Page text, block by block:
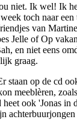
niet. Ik wel! Ik
toch naar een
van
Jelle of Op
en niet eens
graag.
staan op de cd
meeblèren,
ook 'Jonas in
achterbuurjongen